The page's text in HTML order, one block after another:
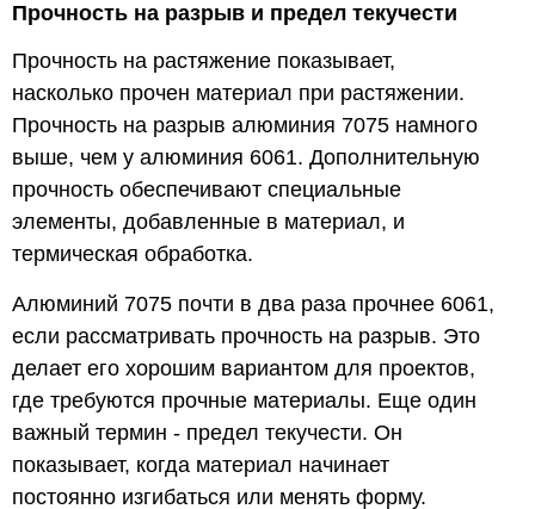
Прочность на разрыв и предел текучести
Прочность на растяжение показывает,
насколько прочен материал при растяжении.
Прочность на разрыв алюминия 7075 намного
выше, чем у алюминия 6061. Дополнительную
прочность обеспечивают специальные
элементы, добавленные в материал, и
термическая обработка.
Алюминий 7075 почти в два раза прочнее 6061,
если рассматривать прочность на разрыв. Это
делает его хорошим вариантом для проектов,
где требуются прочные материалы. Еще один
важный термин - предел текучести. Он
показывает, когда материал начинает
постоянно изгибаться или менять форму.